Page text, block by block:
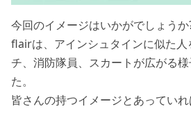
今回のイメージはいかがでしょうか
flairは、アインシュタインに似た
チ、消防隊員、スカートが広がる
た。
皆さんの持つイメージとあっていれ